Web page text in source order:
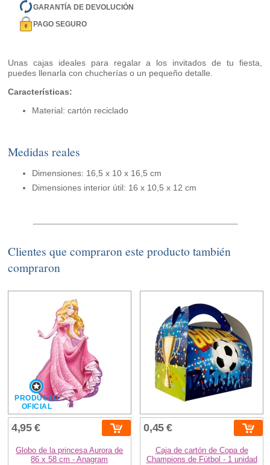
GARANTÍA DE DEVOLUCIÓN
PAGO SEGURO
Unas cajas ideales para regalar a los invitados de tu fiesta,
puedes llenarla con chucherías o un pequeño detalle.
Características:
Material: cartón reciclado
Medidas reales
Dimensiones: 16,5 x 10 x 16,5 cm
Dimensiones interior útil: 16 x 10,5 x 12 cm
Clientes que compraron este producto también
compraron
PRODUCTO
OFICIAL
4,95 €
Globo de la princesa Aurora de
86 x 58 cm - Anagram
0,45 €
Caja de cartón de Copa de
Champions de Fútbol - 1 unidad